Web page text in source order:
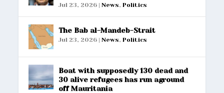
Jul 23, 2026 |News,Politics
The Bab al-Mandeb-Strait
Jul 23, 2026 |News,Politics
Boat with supposedly 130 dead and
30 alive refugees has run aground
off Mauritania